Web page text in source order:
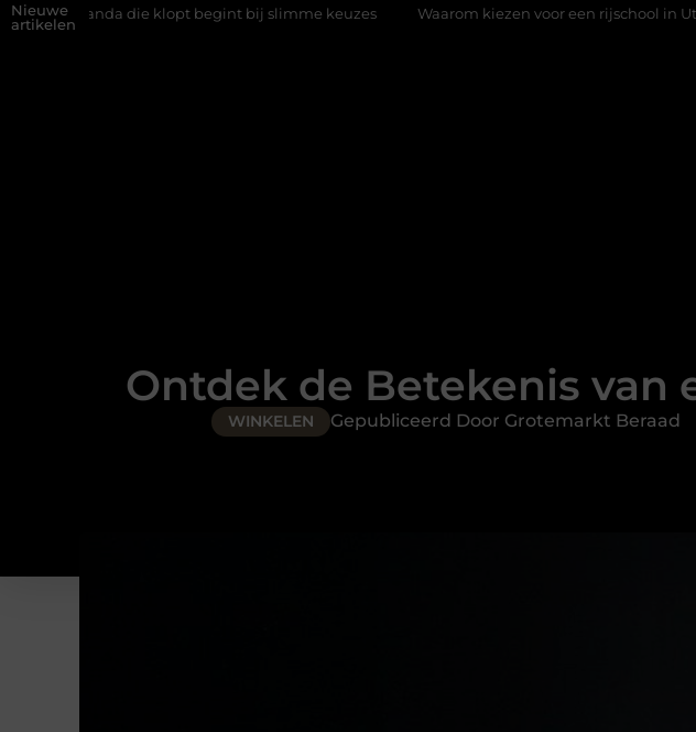
Nieuwe
artikelen
die klopt begint bij slimme keuzes Waarom kiezen voor een rijschool in Utrecht?
Ontdek de Betekenis van
WINKELEN Gepubliceerd Door Grotemarkt Beraad